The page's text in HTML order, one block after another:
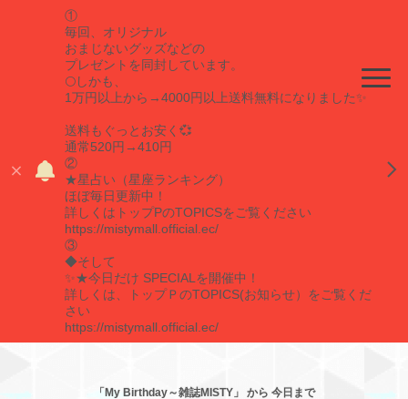
①
毎回、オリジナル
おまじないグッズなどの
プレゼントを同封しています。
🌕しかも、
1万円以上から→4000円以上送料無料になりました✨
送料もぐっとお安く💞
通常520円→410円
②
★星占い（星座ランキング）
ほぼ毎日更新中！
詳しくはトップPのTOPICSをご覧ください
https://mistymall.official.ec/
③
◆そして
✨★今日だけ SPECIALを開催中！
詳しくは、トップＰのTOPICS(お知らせ）をご覧くだ
さい
https://mistymall.official.ec/
「My Birthday～雑誌MISTY」 から 今日まで